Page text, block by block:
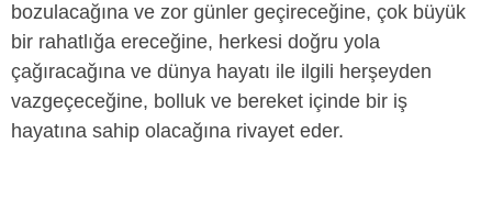
bozulacağına ve zor günler geçireceğine, çok büyük
bir rahatlığa ereceğine, herkesi doğru yola
çağıracağına ve dünya hayatı ile ilgili herşeyden
vazgeçeceğine, bolluk ve bereket içinde bir iş
hayatına sahip olacağına rivayet eder.